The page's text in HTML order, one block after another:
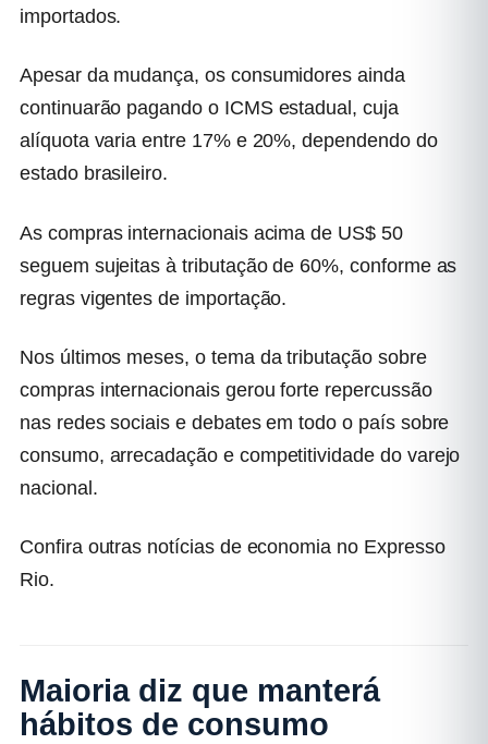
importados.
Apesar da mudança, os consumidores ainda
continuarão pagando o ICMS estadual, cuja
alíquota varia entre 17% e 20%, dependendo do
estado brasileiro.
As compras internacionais acima de US$ 50
seguem sujeitas à tributação de 60%, conforme as
regras vigentes de importação.
Nos últimos meses, o tema da tributação sobre
compras internacionais gerou forte repercussão
nas redes sociais e debates em todo o país sobre
consumo, arrecadação e competitividade do varejo
nacional.
Confira outras notícias de economia no Expresso
Rio.
Maioria diz que manterá
hábitos de consumo